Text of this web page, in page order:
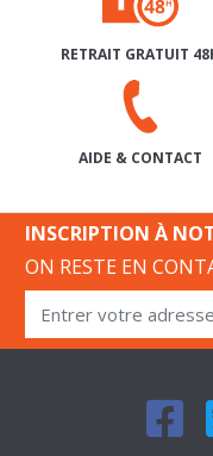
RETRAIT GRATUIT
AIDE & CONTACT
INSCRIPTION À
ON RESTE EN